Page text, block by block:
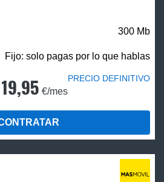
300 Mb
Fijo: solo pagas por lo que hablas
19,95 €/mes
PRECIO DEFINITIVO